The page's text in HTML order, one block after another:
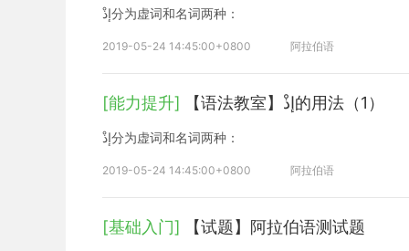
إذْ分为虚词和名词两种：
2019-05-24 14:45:00+0800 阿拉伯语
[能力提升] 【语法教室】إذْ的用法（1）
إذْ分为虚词和名词两种：
2019-05-24 14:45:00+0800 阿拉伯语
[基础入门] 【试题】阿拉伯语测试题